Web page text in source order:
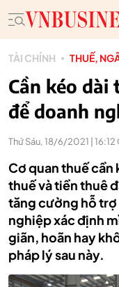
TÀI CHÍNH THUẾ,
Cần kéo
để doanh
Thứ Sáu, 18/6/2021 | 16:12
Cơ quan thuế
thuế và tiền thuê
tăng cường hỗ
nghiệp xác định
giãn, hoãn hay
pháp lý sau này.